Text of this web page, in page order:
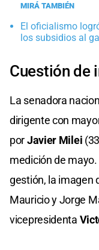
MIRÁ TAMBIÉN
El oficialismo
los subsidios al
Cuestión de
La senadora
dirigente con
porJavier Milei
medición de
gestión, la imagen
Mauricio y Jorge
vicepresidenta